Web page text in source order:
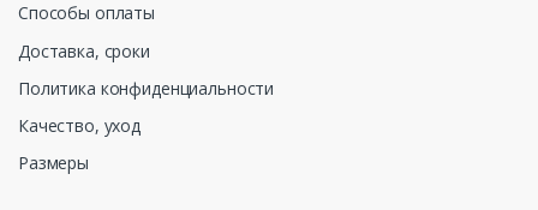
Способы оплаты
Доставка, сроки
Политика конфиденциальности
Качество, уход
Размеры